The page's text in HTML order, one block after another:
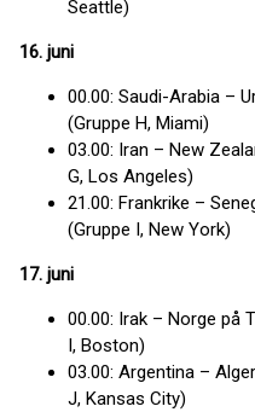
Seattle)
16. juni
00.00: Saudi-Arabia –
(Gruppe H, Miami)
03.00: Iran – New
G, Los Angeles)
21.00: Frankrike –
(Gruppe I, New York)
17. juni
00.00: Irak – Norge på
I, Boston)
03.00: Argentina –
J, Kansas City)